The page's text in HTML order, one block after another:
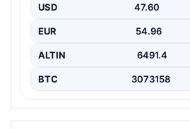
USD 47.60
EUR 54.96
ALTIN 6491.4
BTC 3073158